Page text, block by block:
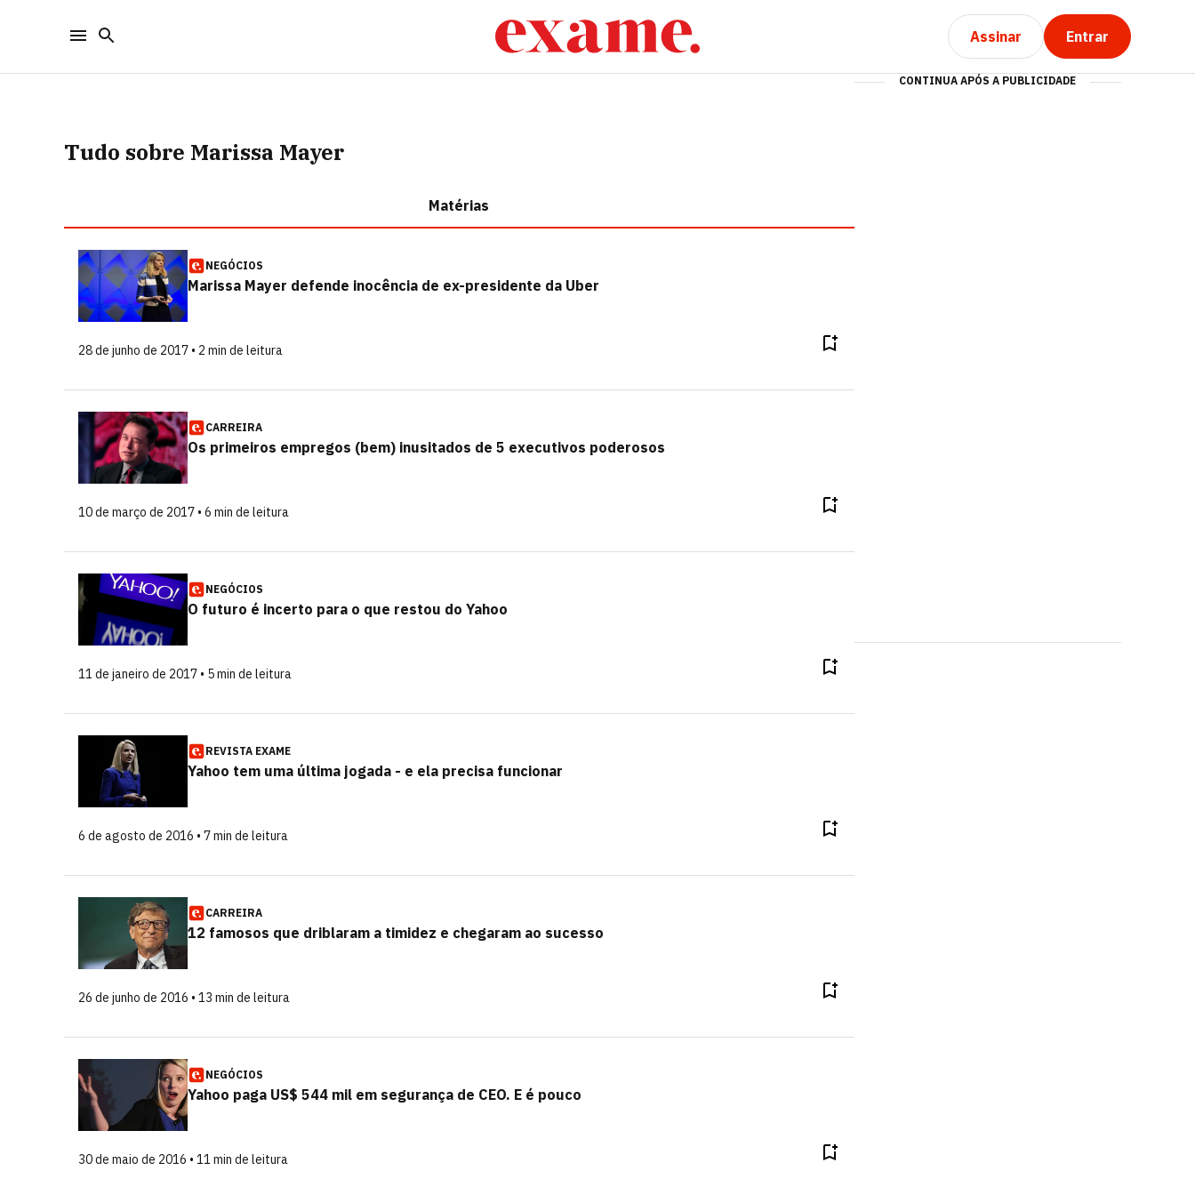
Assinar Entrar
Tudo sobre Marissa Mayer
Matérias
NEGÓCIOS
Marissa Mayer defende inocência de ex-presidente da Uber
28 de junho de 2017 • 2 min de leitura
CARREIRA
Os primeiros empregos (bem) inusitados de 5 executivos poderosos
10 de março de 2017 • 6 min de leitura
NEGÓCIOS
O futuro é incerto para o que restou do Yahoo
11 de janeiro de 2017 • 5 min de leitura
REVISTA EXAME
Yahoo tem uma última jogada - e ela precisa funcionar
6 de agosto de 2016 • 7 min de leitura
CARREIRA
12 famosos que driblaram a timidez e chegaram ao sucesso
26 de junho de 2016 • 13 min de leitura
NEGÓCIOS
Yahoo paga US$ 544 mil em segurança de CEO. E é pouco
30 de maio de 2016 • 11 min de leitura
CONTINUA APÓS A PUBLICIDADE